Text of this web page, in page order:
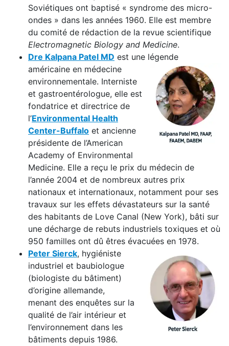
Soviétiques ont baptisé « syndrome des micro-
ondes » dans les années 1960. Elle est membre
du comité de rédaction de la revue scientifique
Electromagnetic Biology and Medicine.
Dre Kalpana Patel MD est une légende
américaine en médecine
environnementale. Interniste
et gastroentérologue, elle est
fondatrice et directrice de
l’Environmental Health
Center-Buffalo et ancienne
présidente de l’American
Academy of Environmental
Medicine. Elle a reçu le prix du médecin de
l’année 2004 et de nombreux autres prix
nationaux et internationaux, notamment pour ses
travaux sur les effets dévastateurs sur la santé
des habitants de Love Canal (New York), bâti sur
une décharge de rebuts industriels toxiques et où
950 familles ont dû êtres évacuées en 1978.
Peter Sierck, hygiéniste
industriel et baubiologue
(biologiste du bâtiment)
d’origine allemande,
menant des enquêtes sur la
qualité de l’air intérieur et
l’environnement dans les
bâtiments depuis 1986.